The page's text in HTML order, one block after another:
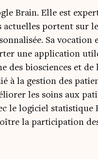
Brain. Elle est
actuelles portent sur
Sa vocation
une application
biosciences et de
à la gestion des
les soins aux
le logiciel statistique
la participation